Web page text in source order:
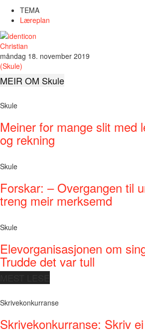
TEMA
Læreplan
Christian
måndag 18. november 2019
(Skule)
MEIR OM Skule
Skule
Meiner for mange slit med
og rekning
Skule
Forskar: – Overgangen til
treng meir merksemd
Skule
Elevorganisasjonen om
Trudde det var tull
Skrivekonkurranse
Skrivekonkurranse: Skriv